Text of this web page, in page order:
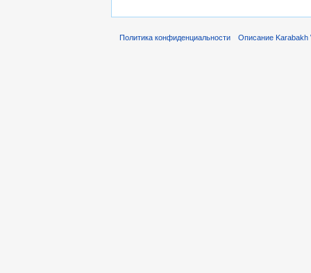
Политика конфиденциальности Описание Karabakh